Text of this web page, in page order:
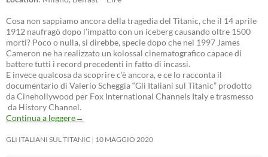
Cosa non sappiamo ancora della tragedia del Titanic, che il 14 aprile
1912 naufragò dopo l’impatto con un iceberg causando oltre 1500
morti? Poco o nulla, si direbbe, specie dopo che nel 1997 James
Cameron ne ha realizzato un kolossal cinematografico capace di
battere tutti i record precedenti in fatto di incassi.
E invece qualcosa da scoprire c’è ancora, e ce lo racconta il
documentario di Valerio Scheggia “Gli Italiani sul Titanic” prodotto
da Cinehollywood per Fox International Channels Italy e trasmesso
da History Channel.
Continua a leggere→
GLI ITALIANI SUL TITANIC 10 MAGGIO 2020